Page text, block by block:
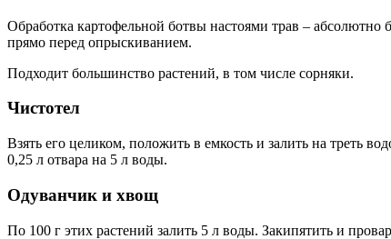
Обработка картофельной ботвы настоями трав – абсолютно
прямо перед опрыскиванием.
Подходит большинство растений, в том числе сорняки.
Чистотел
Взять его целиком, положить в емкость и залить на треть
0,25 л отвара на 5 л воды.
Одуванчик и хвощ
По 100 г этих растений залить 5 л воды. Закипятить и